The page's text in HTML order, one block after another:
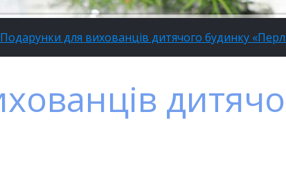
Подарунки для вихованців дитячого будинку